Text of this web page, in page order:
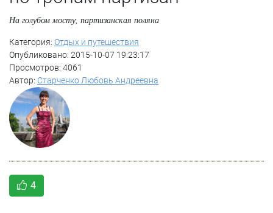
На голубом мосту, партизанская поляна
Категория: Отдых и путешествия
Опубликовано: 2015-10-07 19:23:17
Просмотров: 4061
Автор: Старченко Любовь Андреевна
4